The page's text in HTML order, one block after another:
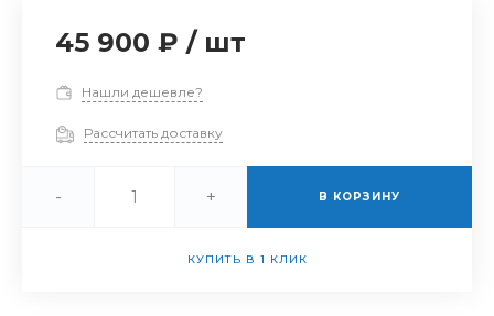
45 900 ₽ / шт
Нашли дешевле?
Рассчитать доставку
- + В КОРЗИНУ
КУПИТЬ В 1 КЛИК